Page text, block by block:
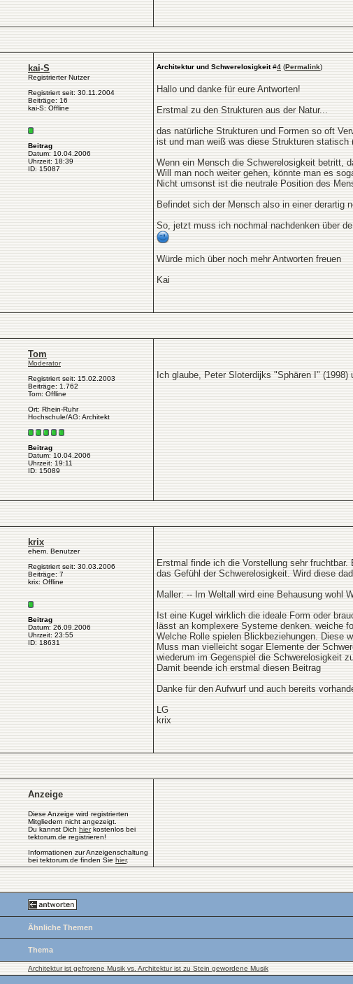
kai-S
Registrierter Nutzer
Registriert seit: 30.11.2004
Beiträge: 16
kai-S: Offline
Beitrag
Datum: 10.04.2006
Uhrzeit: 18:39
ID: 15087
Architektur und Schwerelosigkeit#4 (Permalink)
Hallo und danke für eure Antworten!
Erstmal zu den Strukturen aus der Natur...
das natürliche Strukturen und Formen so oft
ist und man weiß was diese Strukturen
Wenn ein Mensch die Schwerelosigkeit betritt,
Will man noch weiter gehen, könnte man es
Nicht umsonst ist die neutrale Position des
Befindet sich der Mensch also in einer derartig
So, jetzt muss ich nochmal nachdenken über
Würde mich über noch mehr Antworten freuen
Kai
Tom
Moderator
Registriert seit: 15.02.2003
Beiträge: 1.762
Tom: Offline
Ort: Rhein-Ruhr
Hochschule/AG: Architekt
Beitrag
Datum: 10.04.2006
Uhrzeit: 19:11
ID: 15089
Ich glaube, Peter Sloterdijks "Sphären I"
krix
ehem. Benutzer
Registriert seit: 30.03.2006
Beiträge: 7
krix: Offline
Beitrag
Datum: 26.09.2006
Uhrzeit: 23:55
ID: 18631
Erstmal finde ich die Vorstellung sehr
das Gefühl der Schwerelosigkeit. Wird diese
Maller: -- Im Weltall wird eine Behausung wohl
Ist eine Kugel wirklich die ideale Form oder
lässt an komplexere Systeme denken. weiche
Welche Rolle spielen Blickbeziehungen. Diese
Muss man vielleicht sogar Elemente der
wiederum im Gegenspiel die Schwerelosigkeit
Damit beende ich erstmal diesen Beitrag
Danke für den Aufwurf und auch bereits
LG
krix
Anzeige
Diese Anzeige wird registrierten
Mitgliedern nicht angezeigt.
Du kannst Dich hierkostenlos bei
tektorum.de registrieren!
Informationen zur Anzeigenschaltung
bei tektorum.de finden Sie hier.
Ähnliche Themen
Thema
Architektur ist gefrorene Musik vs. Architektur ist zu Stein gewordene Musik